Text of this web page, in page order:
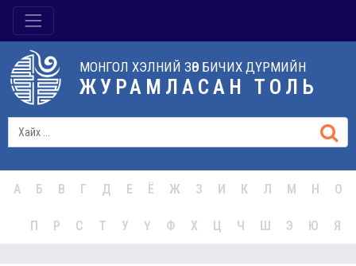
МОНГОЛ ХЭЛНИЙ ЗӨВ БИЧИХ ДҮРМИЙН
ЖУРАМЛАСАН ТОЛЬ
А Б В Г Д Е Ё Ж З И К Л М Н О
П Р С Т У Ү Ф Х Ц Ч Ш Э Ю Я